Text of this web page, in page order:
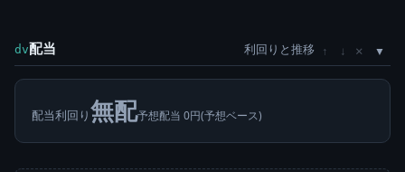
dv配当 利回りと推移 ↑ ↓ ×
配当利回り無配予想配当 0円(予想ベース)